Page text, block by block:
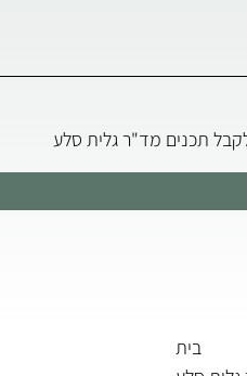
תכנים מד"ר גלית סלע
בית